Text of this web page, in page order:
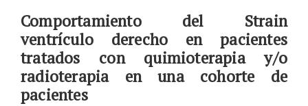
Comportamiento del Strain
ventrículo derecho en pacientes
tratados con quimioterapia y/o
radioterapia en una cohorte de
pacientes